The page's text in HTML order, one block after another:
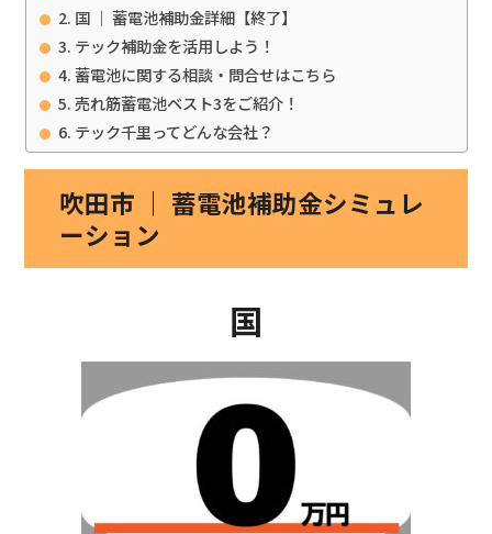
国 ｜ 蓄電池補助金詳細【終了】
テック補助金を活用しよう！
蓄電池に関する相談・問合せはこちら
売れ筋蓄電池ベスト3をご紹介！
テック千里ってどんな会社？
吹田市 ｜ 蓄電池補助金シミュレ
ーション
国